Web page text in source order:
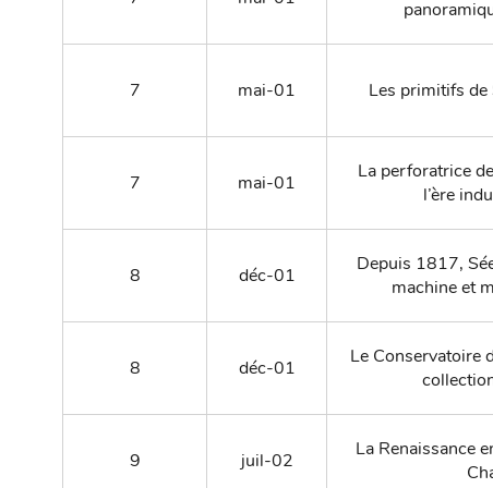
7 mai-01 Les primitifs de
7 mai-01
La perforatrice
l’ère
8 déc-01
Depuis 1817,
machine et
8 déc-01
Le Conservatoire
9 juil-02
La Renaissance